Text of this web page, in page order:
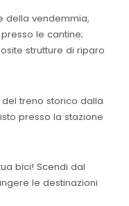
della vendemmia,
le cantine;
strutture di riparo
del treno storico dalla
presso la stazione
bici! Scendi dal
le destinazioni